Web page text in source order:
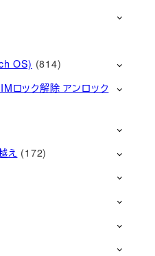
OS) (814)
ロック解除 アンロック
え (172)